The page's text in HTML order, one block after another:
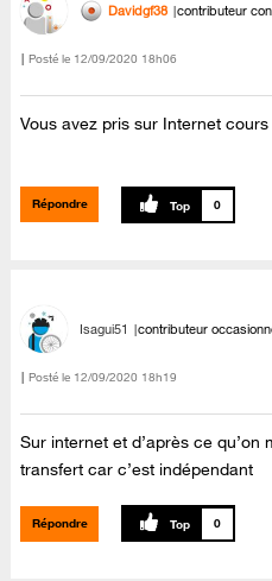
Davidgf38 contributeur
Posté le ‎12/09/2020 18h06
Vous avez pris sur Internet
Répondre 0
Isagui51 contributeur
Posté le ‎12/09/2020 18h19
Sur internet et d’après ce qu’on
transfert car c’est indépendant
Répondre 0